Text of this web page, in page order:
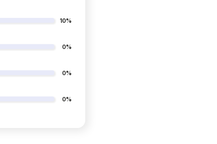
10%
0%
0%
0%